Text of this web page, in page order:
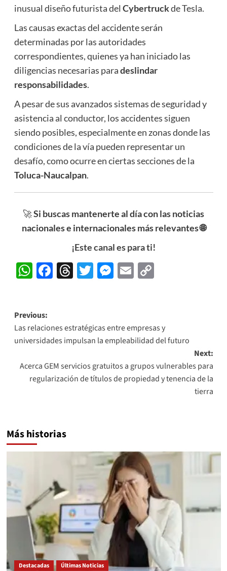
inusual diseño futurista del Cybertruckde Tesla.
Las causas exactas del accidente serán
determinadas por las autoridades
correspondientes, quienes ya han iniciado las
diligencias necesarias paradeslindar
responsabilidades.
A pesar de sus avanzados sistemas de seguridad y
asistencia al conductor, los accidentes siguen
siendo posibles, especialmente en zonas donde las
condiciones de la vía pueden representar un
desafío, como ocurre en ciertas secciones de la
Toluca-Naucalpan.
🚀Si buscas mantenerte al día con las noticias
nacionales e internacionales más relevantes 🌐
¡Este canal es para ti!
WhatsApp
Facebook
Threads
Twitter
Messenger
EmailCopy
Post
navigation
Previous:
Las relaciones estratégicas entre empresas y
universidades impulsan la empleabilidad del futuro
Next:
Acerca GEM servicios gratuitos a grupos vulnerables para
regularización de títulos de propiedad y tenencia de la
tierra
Más historias
Destacadas Últimas Noticias